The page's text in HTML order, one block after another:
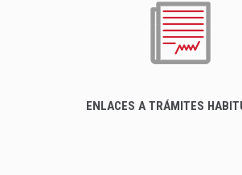
ENLACES A TRÁMITES